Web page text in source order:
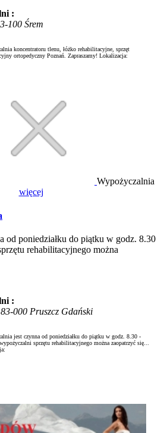
:
100 Śrem
koncentratoru tlenu, łóżko rehabilitacyjne, sprzęt
ortopedyczny Poznań. Zapraszamy! Lokalizacja:
Wypożyczalnia
więcej
od poniedziałku do piątku w godz. 8.30
rehabilitacyjnego można
:
000 Pruszcz Gdański
jest czynna od poniedziałku do piątku w godz. 8.30 -
sprzętu rehabilitacyjnego można zaopatrzyć się...